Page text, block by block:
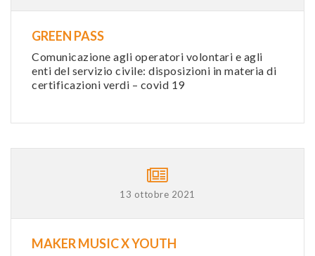
GREEN PASS
Comunicazione agli operatori volontari e agli
enti del servizio civile: disposizioni in materia di
certificazioni verdi – covid 19
13 ottobre 2021
MAKER MUSIC X YOUTH